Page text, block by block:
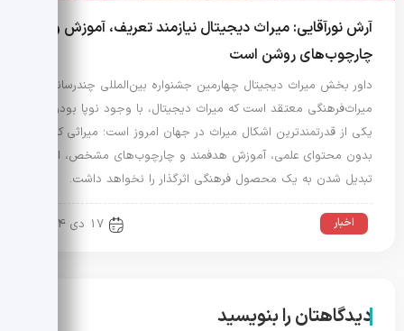
آرش نورآقایی: میراث دیجیتال نیازمند تعریف، آموزش و
چارچوب‌های روشن است
داور بخش میراث دیجیتال چهارمین جشنواره بین‌المللی چندرسانه‌ای
میراث‌فرهنگی معتقد است که میراث دیجیتال، با وجود نوپا بودن،
یکی از قدرتمندترین اشکال میراث در جهان امروز است؛ میراثی که
بدون محتوای علمی، آموزش هدفمند و چارچوب‌های مشخص، امکان
تبدیل شدن به یک محصول فرهنگی اثرگذار را نخواهد داشت.
اخبار 17 دی 1404
دیدگاهتان را بنویسید